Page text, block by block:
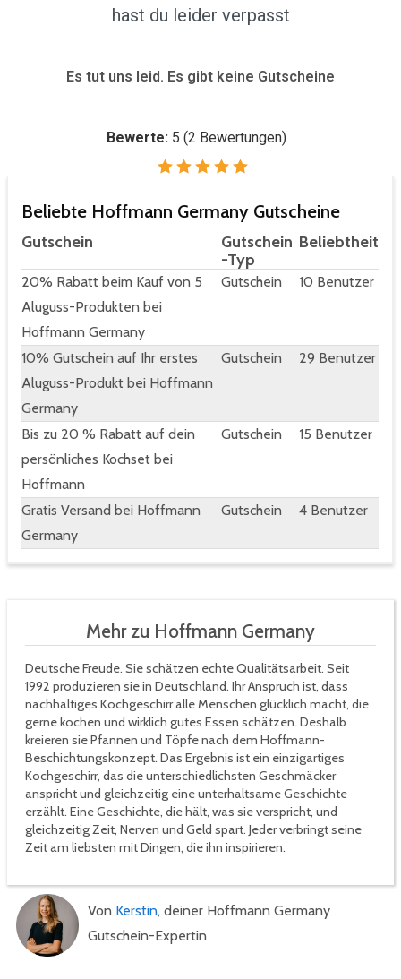
hast du leider verpasst
Es tut uns leid. Es gibt keine Gutscheine
Bewerte: 5 (2 Bewertungen)
Beliebte Hoffmann Germany Gutscheine
Gutschein
Gutschein
-Typ
Beliebtheit
20% Rabatt beim Kauf von 5
Aluguss-Produkten bei
Hoffmann Germany
Gutschein 10 Benutzer
10% Gutschein auf Ihr erstes
Aluguss-Produkt bei Hoffmann
Germany
Gutschein 29 Benutzer
Bis zu 20 % Rabatt auf dein
persönliches Kochset bei
Hoffmann
Gutschein 15 Benutzer
Gratis Versand bei Hoffmann
Germany
Gutschein 4 Benutzer
Mehr zu Hoffmann Germany
Deutsche Freude. Sie schätzen echte Qualitätsarbeit. Seit
1992 produzieren sie in Deutschland. Ihr Anspruch ist, dass
nachhaltiges Kochgeschirr alle Menschen glücklich macht, die
gerne kochen und wirklich gutes Essen schätzen. Deshalb
kreieren sie Pfannen und Töpfe nach dem Hoffmann-
Beschichtungskonzept. Das Ergebnis ist ein einzigartiges
Kochgeschirr, das die unterschiedlichsten Geschmäcker
anspricht und gleichzeitig eine unterhaltsame Geschichte
erzählt. Eine Geschichte, die hält, was sie verspricht, und
gleichzeitig Zeit, Nerven und Geld spart. Jeder verbringt seine
Zeit am liebsten mit Dingen, die ihn inspirieren.
Von Kerstin, deiner Hoffmann Germany
Gutschein-Expertin